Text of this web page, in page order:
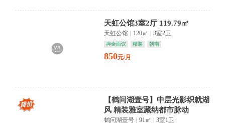
天虹公馆3室2厅 119.79㎡
天虹公馆 120㎡ 3室2卫
押金面议 精装 朝南
850元/月
【鹤问湖壹号】中层光影织就湖
风 精装雅室藏纳都市脉动
鹤问湖壹号 | 91㎡ | 3室1卫